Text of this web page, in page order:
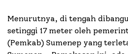
Menurutnya, di tengah
setinggi 17 meter oleh
(Pemkab) Sumenep yang